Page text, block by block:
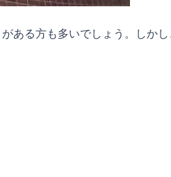
ある方も多いでしょう。しか